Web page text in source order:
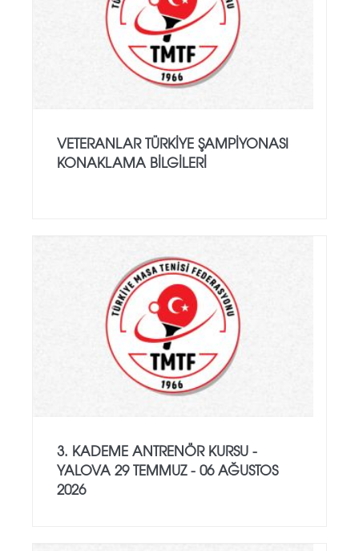
VETERANLAR TÜRKIYE ŞAMPIYONASI
KONAKLAMA BILGILERI
3. KADEME ANTRENÖR KURSU -
YALOVA 29 TEMMUZ - 06 AĞUSTOS
2026